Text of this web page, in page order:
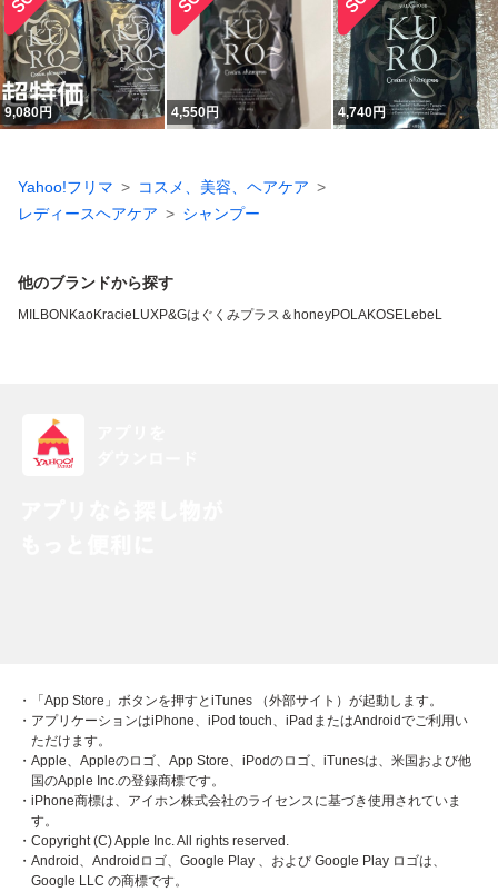
9,080円 4,550円 4,740円
Yahoo!フリマ
コスメ、美容、ヘアケア
レディースヘアケア
シャンプー
他のブランドから探す
MILBON KaoKracie LUXP&Gはぐくみプラス ＆honeyPOLAKOSELebeL
・「App Store」ボタンを押すとiTunes （外部サイト）が起動します。
・アプリケーションはiPhone、iPod touch、iPadまたはAndroidでご利用い
ただけます。
・Apple、Appleのロゴ、App Store、iPodのロゴ、iTunesは、米国および他
国のApple Inc.の登録商標です。
・iPhone商標は、アイホン株式会社のライセンスに基づき使用されていま
す。
・Copyright (C) Apple Inc. All rights reserved.
・Android、Androidロゴ、Google Play 、および Google Play ロゴは、
Google LLC の商標です。